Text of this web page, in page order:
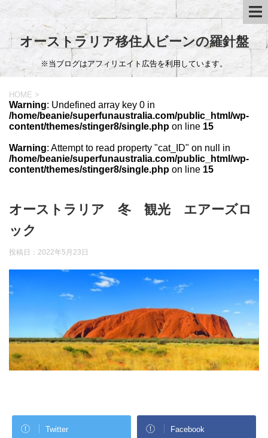
オーストラリア移住人ビーンの羅針盤
※当ブログはアフィリエイト広告を利用しています。
HOME >
Warning: Undefined array key 0 in
/home/beanie/superfunaustralia.com/public_html/wp-
content/themes/stinger8/single.php on line 15
Warning: Attempt to read property "cat_ID" on null in
/home/beanie/superfunaustralia.com/public_html/wp-
content/themes/stinger8/single.php on line 15
オーストラリア 冬 観光 エアーズロ
ック
投稿日： 2022年5月23日
Twitter Facebook